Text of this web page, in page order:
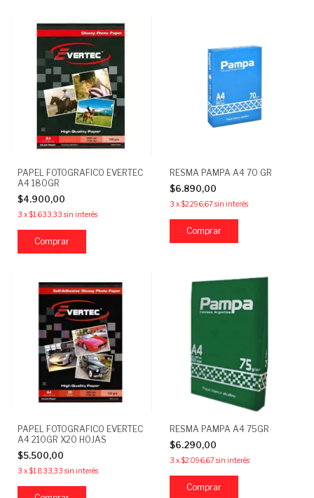
PAPEL FOTOGRAFICO EVERTEC
A4 180GR
$4.900,00
3 x$1.633,33 sin interés
Comprar
RESMA PAMPA A4 70 GR
$6.890,00
3 x$2.296,67sin interés
PAPEL FOTOGRAFICO EVERTEC
A4 210GR X20 HOJAS
$5.500,00
3 x$1.833,33 sin interés
RESMA PAMPA A4 75GR
$6.290,00
3 x$2.096,67sin interés